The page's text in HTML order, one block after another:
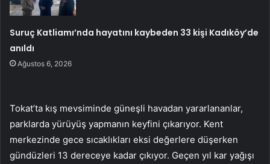
Suruç Katliamı’nda hayatını kaybeden 33 kişi Kadıköy’de
anıldı
Ağustos 6, 2026
Tokat’ta kış mevsiminde güneşli havadan yararlananlar,
parklarda yürüyüş yapmanın keyfini çıkarıyor. Kent
merkezinde gece sıcaklıkları eksi değerlere düşerken
gündüzleri 13 dereceye kadar çıkıyor. Geçen yıl kar yağışı